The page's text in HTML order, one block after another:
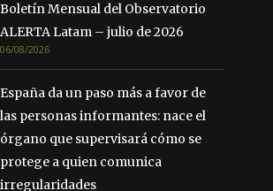
Boletín Mensual del Observatorio
ALERTA Latam – julio de 2026
06/08/2026
España da un paso más a favor de
las personas informantes: nace el
órgano que supervisará cómo se
protege a quien comunica
irregularidades